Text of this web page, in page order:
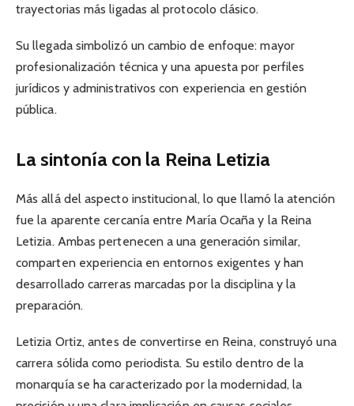
trayectorias más ligadas al protocolo clásico.
Su llegada simbolizó un cambio de enfoque: mayor
profesionalización técnica y una apuesta por perfiles
jurídicos y administrativos con experiencia en gestión
pública.
La sintonía con la Reina Letizia
Más allá del aspecto institucional, lo que llamó la atención
fue la aparente cercanía entre María Ocaña y la Reina
Letizia. Ambas pertenecen a una generación similar,
comparten experiencia en entornos exigentes y han
desarrollado carreras marcadas por la disciplina y la
preparación.
Letizia Ortiz, antes de convertirse en Reina, construyó una
carrera sólida como periodista. Su estilo dentro de la
monarquía se ha caracterizado por la modernidad, la